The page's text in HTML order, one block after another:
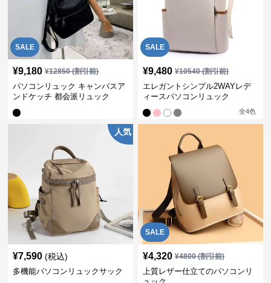
SALE
¥9,180 ¥12850(割引前)
パソコンリュック キャンバスア
ンドケッチ 都会派リュック
SALE
¥9,480 ¥10540(割引前)
エレガントシンプル2WAYレデ
ィースパソコンリュック
全4色
人気
¥7,590 (税込)
多機能パソコンリュックサック
SALE
¥4,320 ¥4800(割引前)
上質レザー仕立てのパソコンリ